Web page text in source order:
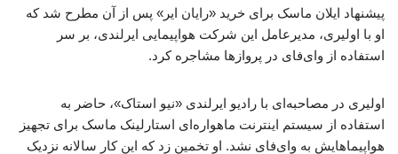
پیشنهاد ایلان ماسک برای خرید «رایان ایر» پس از آن مطرح شد که
او با اولیری، مدیرعامل این شرکت هواپیمایی ایرلندی، بر سر
استفاده از وای‌فای در پروازها مشاجره کرد.
اولیری در مصاحبه‌ای با رادیو ایرلندی «نیو استاک»، حاضر به
استفاده از سیستم اینترنت ماهواره‌ای استارلینک ماسک برای تجهیز
هواپیماهایش به وای‌فای نشد. او تخمین زد که این کار سالانه نزدیک